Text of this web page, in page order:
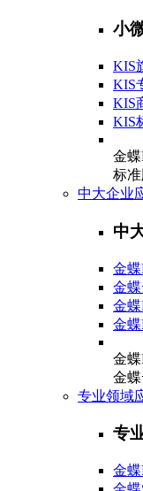
小
KIS
KIS
KIS
KIS
金
标
中大企业
中
金
金
金蝶
金
金蝶
金
专业领域
专
金